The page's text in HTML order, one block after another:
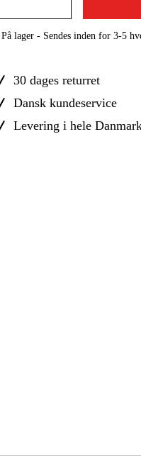
På lager - Sendes inden for 3-5
30 dages returret
Dansk kundeservice
Levering i hele